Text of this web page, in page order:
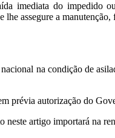
imediata do impedido
lhe assegure a
na condição de
prévia autorização do
artigo importará na